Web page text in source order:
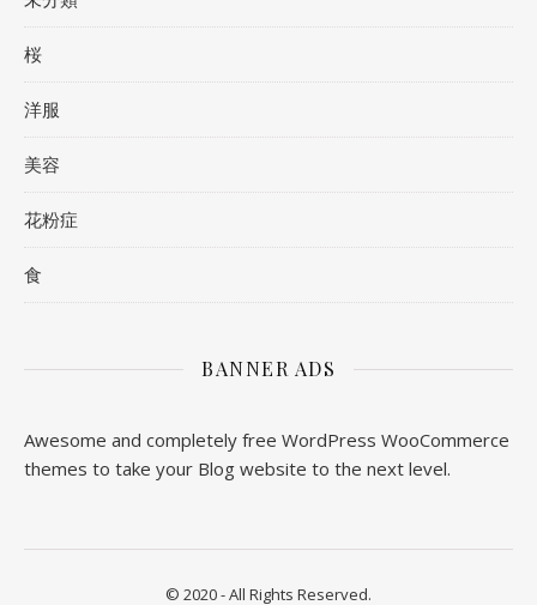
桜
洋服
美容
花粉症
食
BANNER ADS
Awesome and completely free WordPress WooCommerce
themes to take your Blog website to the next level.
© 2020 - All Rights Reserved.